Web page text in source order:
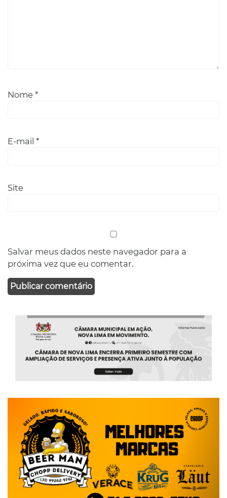
Nome *
E-mail *
Site
Salvar meus dados neste navegador para a
próxima vez que eu comentar.